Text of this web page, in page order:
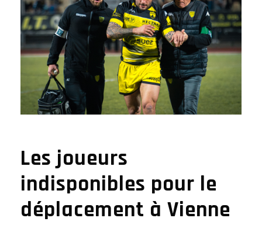
Les joueurs
indisponibles pour le
déplacement à Vienne